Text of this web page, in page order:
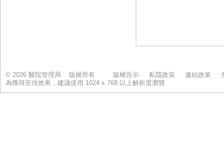
© 2026 醫院管理局 版權所有 版權告示 私隱政策 連結政策
為獲得至佳效果，建議使用 1024 x 768 以上解析度瀏覽